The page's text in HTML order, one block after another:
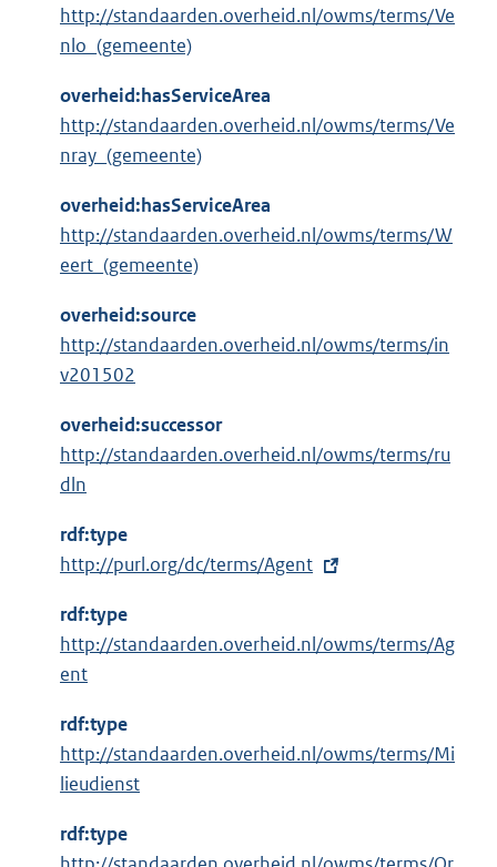
http://standaarden.overheid.nl/owms/terms/Ve
nlo_(gemeente)
overheid:hasServiceArea
http://standaarden.overheid.nl/owms/terms/Ve
nray_(gemeente)
overheid:hasServiceArea
http://standaarden.overheid.nl/owms/terms/W
eert_(gemeente)
overheid:source
http://standaarden.overheid.nl/owms/terms/in
v201502
overheid:successor
http://standaarden.overheid.nl/owms/terms/ru
dln
rdf:type
E
t
e
r
e
l
n
http://purl.org/dc/terms/Agent
rdf:type
http://standaarden.overheid.nl/owms/terms/Ag
ent
rdf:type
http://standaarden.overheid.nl/owms/terms/Mi
lieudienst
rdf:type